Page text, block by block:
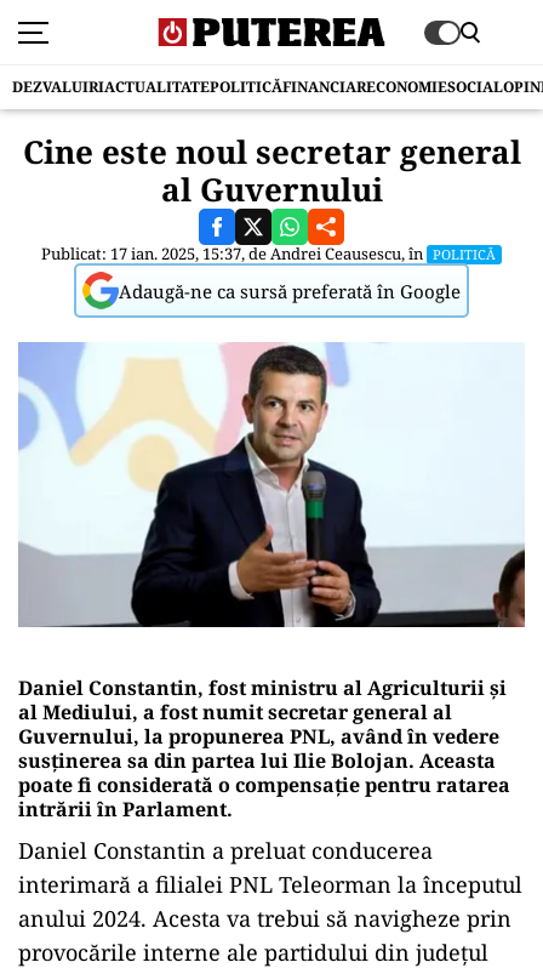
DEZVALUIRIACTUALITATEPOLITICĂFINANCIARECONOMIESOCIAL
Cine este noul secretar general
al Guvernului
Publicat: 17 ian. 2025, 15:37, deAndrei Ceausescu, în POLITICĂ
Adaugă-ne ca sursă preferată în Google
Daniel Constantin, fost ministru al Agriculturii și
al Mediului, a fost numit secretar general al
Guvernului, la propunerea PNL, având în vedere
susținerea sa din partea lui Ilie Bolojan. Aceasta
poate fi considerată o compensație pentru ratarea
intrării în Parlament.
Daniel Constantin a preluat conducerea
interimară a filialei PNL Teleorman la începutul
anului 2024. Acesta va trebui să navigheze prin
provocările interne ale partidului din județul